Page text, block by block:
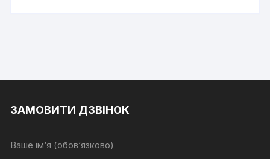
ЗАМОВИТИ ДЗВІНОК
Ваше ім‘я (обов‘язково)